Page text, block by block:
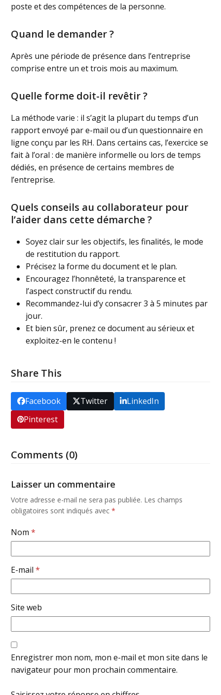
poste et des compétences de la personne.
Quand le demander ?
Après une période de présence dans l’entreprise
comprise entre un et trois mois au maximum.
Quelle forme doit-il revêtir ?
La méthode varie : il s’agit la plupart du temps d’un
rapport envoyé par e-mail ou d’un questionnaire en
ligne conçu par les RH. Dans certains cas, l’exercice se
fait à l’oral : de manière informelle ou lors de temps
dédiés, en présence de certains membres de
l’entreprise.
Quels conseils au collaborateur pour
l’aider dans cette démarche ?
Soyez clair sur les objectifs, les finalités, le mode
de restitution du rapport.
Précisez la forme du document et le plan.
Encouragez l’honnêteté, la transparence et
l’aspect constructif du rendu.
Recommandez-lui d’y consacrer 3 à 5 minutes par
jour.
Et bien sûr, prenez ce document au sérieux et
exploitez-en le contenu !
Share This
Facebook Twitter
LinkedIn
Pinterest
Comments (0)
Laisser un commentaire
Votre adresse e-mail ne sera pas publiée. Les champs
obligatoires sont indiqués avec*
Nom*
E-mail*
Site web
Enregistrer mon nom, mon e-mail et mon site dans le
navigateur pour mon prochain commentaire.